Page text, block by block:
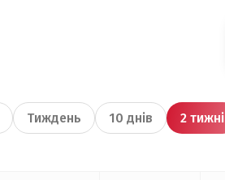
Тиждень 10 днів 2 тижні